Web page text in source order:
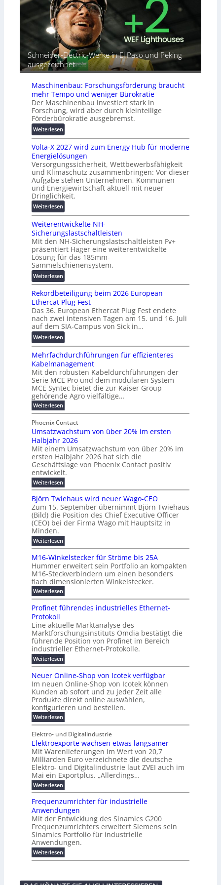
A
u
t
o
m
a
t
i
i
e
r
u
n
g
s
l
ö
s
u
n
g
e
n
r
i
a
r
e
i
h
e
i
n
d
e
t
G
e
r
ä
e
s
c
h
u
t
z
u
n
d
d
i
g
i
t
a
l
e
T
r
a
n
s
p
a
r
e
n
z
Schneider-Electric-Werke in El Paso und Peking
ausgezeichnet
Maschinenbau: Forschungsförderung braucht
mehr Tempo und weniger Bürokratie
Der Maschinenbau investiert stark in
Forschung, wird aber durch kleinteilige
Förderbürokratie ausgebremst.
Weiterlesen:
M
a
s
c
h
i
n
e
n
b
a
u
:
F
o
r
s
h
u
n
g
s
f
r
d
e
r
u
n
g
b
r
a
u
c
h
t
m
e
h
r
T
m
p
o
u
n
d
w
e
n
g
e
B
ü
o
k
r
a
i
e
Volta-X 2027 wird zum Energy Hub für moderne
Energielösungen
Versorgungssicherheit, Wettbewerbsfähigkeit
und Klimaschutz zusammenbringen: Vor dieser
Aufgabe stehen Unternehmen, Kommunen
und Energiewirtschaft aktuell mit neuer
Dringlichkeit.
Weiterlesen:
V
o
l
t
a
-
X
2
0
2
7
w
i
r
d
z
u
m
E
n
e
r
g
u
b
f
ü
r
m
o
d
e
r
n
e
E
e
r
g
i
e
l
s
u
n
g
e
n
Weiterentwickelte NH-
Sicherungslastschaltleisten
Mit den NH-Sicherungslastschaltleisten Fv+
präsentiert Hager eine weiterentwickelte
Lösung für das 185mm-
Sammelschienensystem.
Weiterlesen:
W
e
i
t
e
r
e
n
t
w
i
c
k
e
l
e
N
H
-
S
i
c
h
e
r
u
n
s
l
a
s
t
s
c
h
a
t
e
i
s
t
n
Rekordbeteiligung beim 2026 European
Ethercat Plug Fest
Das 36. European Ethercat Plug Fest endete
nach zwei intensiven Tagen am 15. und 16. Juli
auf dem SIA-Campus von Sick in…
Weiterlesen:
R
e
k
o
r
d
b
e
e
i
l
i
g
u
n
g
b
e
i
m
0
2
6
E
u
r
o
e
n
E
t
e
r
a
t
P
l
u
g
F
e
s
t
Mehrfachdurchführungen für effizienteres
Kabelmanagement
Mit den robusten Kabeldurchführungen der
Serie MCE Pro und dem modularen System
MCE Syntec bietet die zur Kaiser Group
gehörende Agro vielfältige…
Weiterlesen:
M
h
r
f
a
c
h
d
u
r
c
f
ü
h
r
n
g
e
n
f
ü
r
e
ff
i
z
i
n
t
e
r
e
s
K
a
b
e
l
m
a
n
a
e
m
e
n
t
Phoenix Contact
Umsatzwachstum von über 20% im ersten
Halbjahr 2026
Mit einem Umsatzwachstum von über 20% im
ersten Halbjahr 2026 hat sich die
Geschäftslage von Phoenix Contact positiv
entwickelt.
Weiterlesen:
U
m
s
a
t
z
a
c
h
s
t
u
m
v
o
n
ü
b
r
2
0
%
i
m
e
r
t
e
n
H
a
l
b
j
a
h
r
2
0
2
6
Björn Twiehaus wird neuer Wago-CEO
Zum 15. September übernimmt Björn Twiehaus
(Bild) die Position des Chief Executive Officer
(CEO) bei der Firma Wago mit Hauptsitz in
Minden.
Weiterlesen:
B
ö
r
n
T
w
i
h
u
s
w
r
d
n
e
u
r
W
a
g
o
-
C
E
O
M16-Winkelstecker für Ströme bis 25A
Hummer erweitert sein Portfolio an kompakten
M16-Steckverbindern um einen besonders
flach dimensionierten Winkelstecker.
Weiterlesen:
M
1
6
W
i
n
k
e
l
s
t
e
c
k
e
r
ü
S
t
r
ö
m
e
b
i
s
5
A
Profinet führendes industrielles Ethernet-
Protokoll
Eine aktuelle Marktanalyse des
Marktforschungsinstituts Omdia bestätigt die
führende Position von Profinet im Bereich
industrieller Ethernet-Protokolle.
Weiterlesen:
P
r
o
i
n
e
t
f
ü
h
r
e
n
d
e
s
i
n
u
s
t
r
i
e
l
l
e
t
Neuer Online-Shop von Icotek verfügbar
Im neuen Online-Shop von Icotek können
Kunden ab sofort und zu jeder Zeit alle
Produkte direkt online auswählen,
konfigurieren und bestellen.
Weiterlesen:
N
u
e
r
O
n
l
i
n
e
-
S
h
o
p
v
o
n
I
c
e
Elektro- und Digitalindustrie
Elektroexporte wachsen etwas langsamer
Mit Warenlieferungen im Wert von 20,7
Milliarden Euro verzeichnete die deutsche
Elektro- und Digitalindustrie laut ZVEI auch im
Mai ein Exportplus. „Allerdings…
Weiterlesen:
E
e
k
t
r
o
e
x
p
o
e
Frequenzumrichter für industrielle
Anwendungen
Mit der Entwicklung des Sinamics G200
Frequenzumrichters erweitert Siemens sein
Sinamics Portfolio für industrielle
Anwendungen.
Weiterlesen:
F
q